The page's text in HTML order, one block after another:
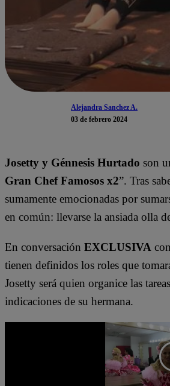
Alejandra Sanchez A.
03 de febrero 2024
Josetty y Génnesis Hurtado son
Gran Chef Famosos x2”. Tras
sumamente emocionadas por
en común: llevarse la ansiada olla
En conversación EXCLUSIVA con
tienen definidos los roles que
Josetty será quien organice las
indicaciones de su hermana.